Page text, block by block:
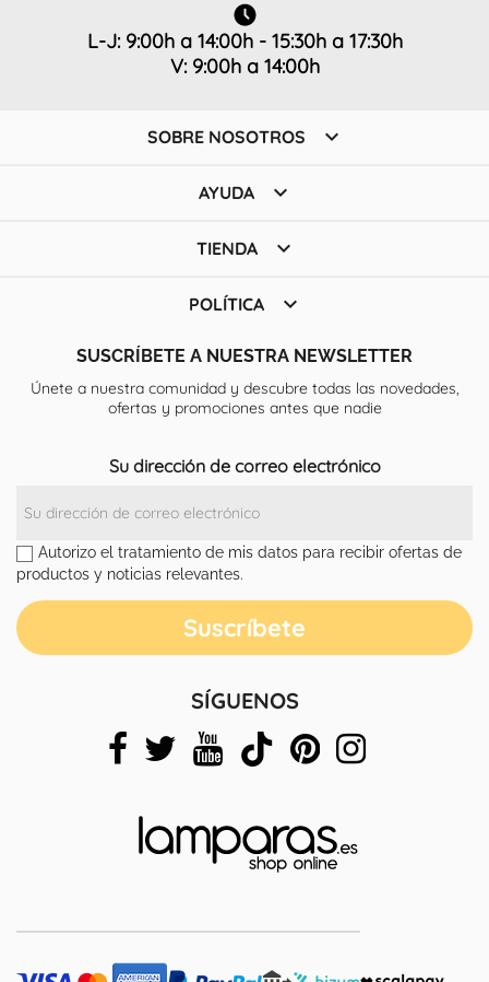
L-J: 9:00h a 14:00h - 15:30h a 17:30h
V: 9:00h a 14:00h
SOBRE NOSOTROS 
AYUDA 
TIENDA 
POLÍTICA 
SUSCRÍBETE A NUESTRA NEWSLETTER
Únete a nuestra comunidad y descubre todas las novedades,
ofertas y promociones antes que nadie
Su dirección de correo electrónico
Autorizo el tratamiento de mis datos para recibir ofertas de
productos y noticias relevantes.
SÍGUENOS